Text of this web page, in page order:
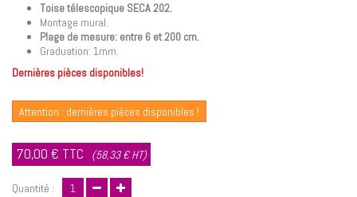
Toise télescopique SECA 202.
Montage mural.
Plage de mesure: entre 6 et 200 cm.
Graduation: 1mm.
Dernières pièces disponibles!
Attention : dernières pièces disponibles !
70,00 € TTC (58,33 € HT)
Quantité :